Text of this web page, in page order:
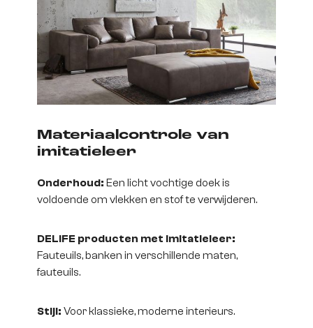
Materiaalcontrole van
imitatieleer
Onderhoud: Een licht vochtige doek is
voldoende om vlekken en stof te verwijderen.
DELIFE producten met imitatieleer:
Fauteuils, banken in verschillende maten,
fauteuils.
Stijl: Voor klassieke, moderne interieurs.